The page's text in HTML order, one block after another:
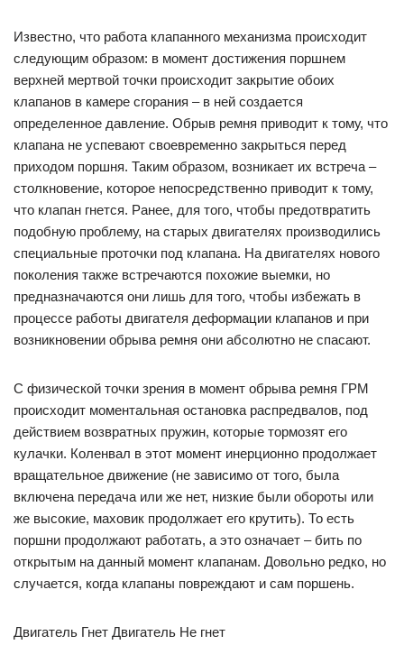
Известно, что работа клапанного механизма происходит
следующим образом: в момент достижения поршнем
верхней мертвой точки происходит закрытие обоих
клапанов в камере сгорания – в ней создается
определенное давление. Обрыв ремня приводит к тому, что
клапана не успевают своевременно закрыться перед
приходом поршня. Таким образом, возникает их встреча –
столкновение, которое непосредственно приводит к тому,
что клапан гнется. Ранее, для того, чтобы предотвратить
подобную проблему, на старых двигателях производились
специальные проточки под клапана. На двигателях нового
поколения также встречаются похожие выемки, но
предназначаются они лишь для того, чтобы избежать в
процессе работы двигателя деформации клапанов и при
возникновении обрыва ремня они абсолютно не спасают.
С физической точки зрения в момент обрыва ремня ГРМ
происходит моментальная остановка распредвалов, под
действием возвратных пружин, которые тормозят его
кулачки. Коленвал в этот момент инерционно продолжает
вращательное движение (не зависимо от того, была
включена передача или же нет, низкие были обороты или
же высокие, маховик продолжает его крутить). То есть
поршни продолжают работать, а это означает – бить по
открытым на данный момент клапанам. Довольно редко, но
случается, когда клапаны повреждают и сам поршень.
Двигатель Гнет Двигатель Не гнет